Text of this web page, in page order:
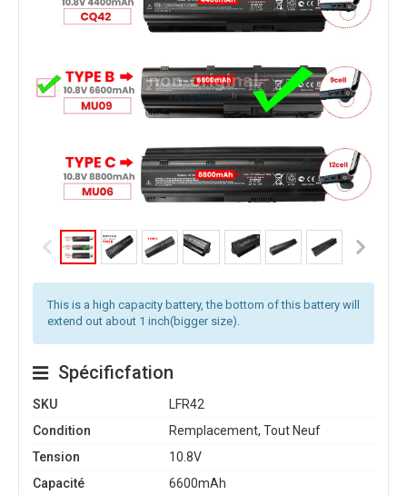
This is a high capacity battery, the bottom of this battery will
extend out about 1 inch(bigger size).
Spécificfation
SKU
LFR42
Condition
Remplacement, Tout Neuf
Tension
10.8V
Capacité
6600mAh